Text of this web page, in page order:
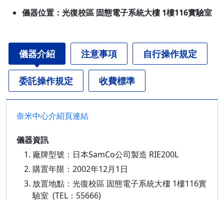
儀器位置：光復校區 固態電子系統大樓 1樓116實驗室
儀器介紹 注意事項 自行操作規定
委託操作規定 收費標準
奈米中心介紹頁連結
儀器資訊
廠牌型號：日本SamCo公司製造 RIE200L
購置年限：2002年12月1日
放置地點：光復校區 固態電子系統大樓 1樓116實
驗室 (TEL：55666)